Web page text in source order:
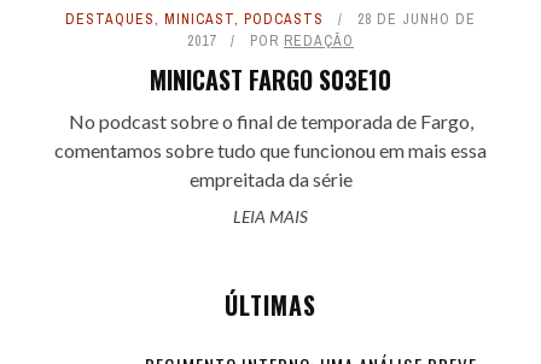
DESTAQUES, MINICAST, PODCASTS
28 DE JUNHO DE
2017
POR REDAÇÃO
MINICAST FARGO S03E10
No podcast sobre o final de temporada de Fargo,
comentamos sobre tudo que funcionou em mais essa
empreitada da série
LEIA MAIS
ÚLTIMAS